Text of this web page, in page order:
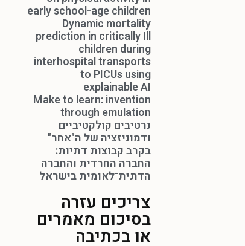
early school-age children
Dynamic mortality
prediction in critically Ill
children during
interhospital transports
to PICUs using
explainable AI
Make to learn: invention
through emulation
נרטיבים קולקטיביים
ודמוניזציה של ה"אחר"
בקרב קבוצות דתיות:
החברה החרדית והחברה
הדתית־לאומית בישראל
צריכים עזרה
בסיכום מאמרים
או בכתיבה